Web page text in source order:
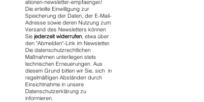
ationen-newsletter-empfaenger/
Die erteilte Einwilligung zur
Speicherung der Daten, der E-Mail-
Adresse sowie deren Nutzung zum
Versand des Newsletters können
Sie jederzeit widerrufen, etwa über
den "Abmelden"-Link im Newsletter.
Die datenschutzrechtlichen
Maßnahmen unterliegen stets
technischen Erneuerungen. Aus
diesem Grund bitten wir Sie, sich in
regelmäßigen Abständen durch
Einsichtnahme in unsere
Datenschutzerklärung zu
informieren.